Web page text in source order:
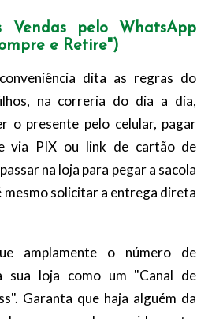
Vendas pelo WhatsApp
e Retire")
dita as regras do
na correria do dia a dia,
o presente pelo celular, pagar
via PIX ou link de cartão de
na loja para pegar a sacola
mesmo solicitar a entrega direta
amplamente o número de
sua loja como um "Canal de
Garanta que haja alguém da